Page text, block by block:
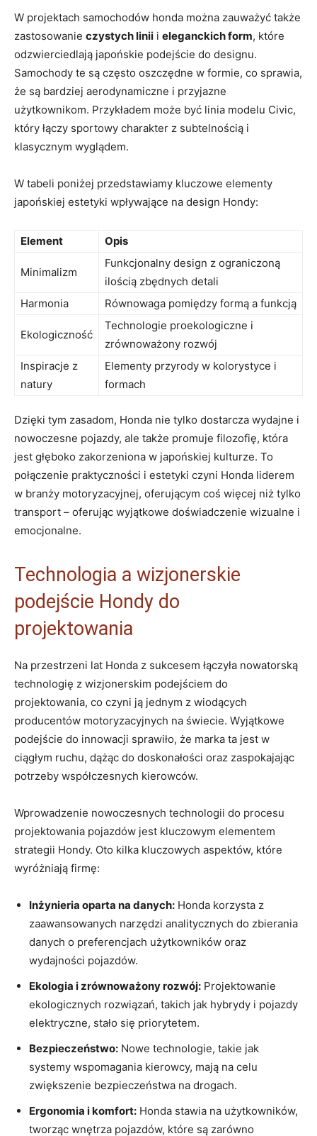
W projektach samochodów honda można zauważyć także
zastosowanie czystych linii i eleganckich form,⁢ które
odzwierciedlają japońskie podejście do designu.
Samochody te są często ⁣oszczędne w formie, co sprawia,‍
że są ⁣bardziej‍ aerodynamiczne i przyjazne‌
użytkownikom. Przykładem może być linia modelu Civic,
‍który łączy sportowy charakter z subtelnością⁤ i
klasycznym wyglądem.
W tabeli poniżej przedstawiamy kluczowe ‌elementy
‌japońskiej estetyki wpływające ​na design Hondy:
Element Opis
Minimalizm
Funkcjonalny design z ograniczoną
ilością zbędnych detali
Harmonia
Równowaga‍ pomiędzy formą ⁤a funkcją
Ekologiczność
Technologie proekologiczne i
zrównoważony rozwój
Inspiracje z
natury
Elementy przyrody w⁣ kolorystyce i
formach
Dzięki tym zasadom,⁢ Honda nie tylko dostarcza wydajne i
nowoczesne ‌pojazdy, ale także​ promuje filozofię, ‍która
jest głęboko zakorzeniona w japońskiej kulturze. To
połączenie praktyczności i estetyki‌ czyni Honda liderem
w branży motoryzacyjnej, ​oferującym coś więcej niż tylko
transport‍ – oferując wyjątkowe doświadczenie wizualne i
emocjonalne.
Technologia a wizjonerskie
podejście Hondy do
projektowania
Na przestrzeni lat Honda z sukcesem łączyła nowatorską
technologię z wizjonerskim podejściem do
projektowania, co⁣ czyni ją‍ jednym z wiodących
producentów motoryzacyjnych na świecie. Wyjątkowe
podejście do ‍innowacji sprawiło, ​że marka ‍ta jest w
ciągłym ruchu, dążąc⁣ do doskonałości ⁣oraz zaspokajając
potrzeby współczesnych kierowców.
Wprowadzenie nowoczesnych​ technologii do procesu
projektowania pojazdów jest kluczowym elementem
strategii Hondy. Oto kilka kluczowych aspektów, które
wyróżniają firmę:
Inżynieria oparta na danych: Honda korzysta z
zaawansowanych narzędzi analitycznych do zbierania
⁢danych o preferencjach użytkowników oraz
wydajności pojazdów.
Ekologia i zrównoważony rozwój: Projektowanie
ekologicznych rozwiązań, takich jak hybrydy i⁣ pojazdy
elektryczne, stało się ‌priorytetem.
Bezpieczeństwo: Nowe technologie, ‌takie jak‌
systemy wspomagania kierowcy, mają na celu
zwiększenie bezpieczeństwa ⁢na drogach.
Ergonomia i ‌komfort: Honda ‌stawia na użytkowników,
tworząc wnętrza pojazdów, które są zarówno